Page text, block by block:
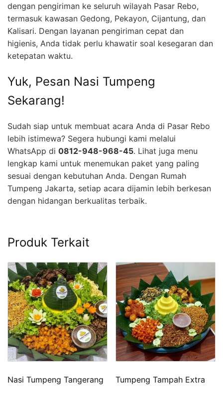
dengan pengiriman ke seluruh wilayah Pasar Rebo,
termasuk kawasan Gedong, Pekayon, Cijantung, dan
Kalisari. Dengan layanan pengiriman cepat dan
higienis, Anda tidak perlu khawatir soal kesegaran dan
ketepatan waktu.
Yuk, Pesan Nasi Tumpeng
Sekarang!
Sudah siap untuk membuat acara Anda di Pasar Rebo
lebih istimewa? Segera hubungi kami melalui
WhatsApp di 0812-948-968-45. Lihat juga menu
lengkap kami untuk menemukan paket yang paling
sesuai dengan kebutuhan Anda. Dengan Rumah
Tumpeng Jakarta, setiap acara dijamin lebih berkesan
dengan hidangan berkualitas terbaik.
Produk Terkait
Nasi Tumpeng Tangerang Tumpeng Tampah Extra